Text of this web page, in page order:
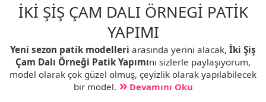
İKİ ŞİŞ ÇAM DALI ÖRNEGİ PATİK
YAPIMI
Yeni sezon patik modelleri arasında yerini alacak, İki Şiş
Çam Dalı Örneği Patik Yapımını sizlerle paylaşıyorum,
model olarak çok güzel olmuş, çeyizlik olarak yapılabilecek
bir model.
Devamını Oku